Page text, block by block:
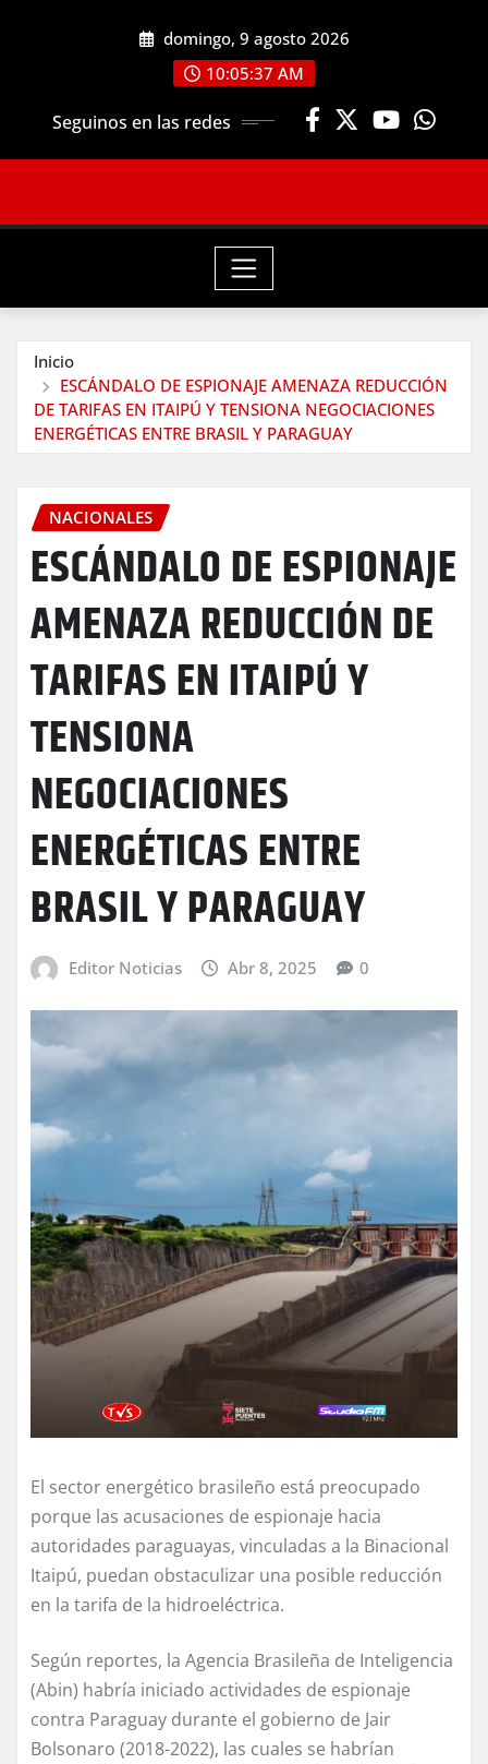
domingo, 9 agosto 2026
10:05:38 AM
Seguinos en las redes
Inicio
ESCÁNDALO DE ESPIONAJE AMENAZA REDUCCIÓN
DE TARIFAS EN ITAIPÚ Y TENSIONA NEGOCIACIONES
ENERGÉTICAS ENTRE BRASIL Y PARAGUAY
NACIONALES
ESCÁNDALO DE ESPIONAJE
AMENAZA REDUCCIÓN DE
TARIFAS EN ITAIPÚ Y
TENSIONA
NEGOCIACIONES
ENERGÉTICAS ENTRE
BRASIL Y PARAGUAY
Editor Noticias Abr 8, 2025 0
El sector energético brasileño está preocupado
porque las acusaciones de espionaje hacia
autoridades paraguayas, vinculadas a la Binacional
Itaipú, puedan obstaculizar una posible reducción
en la tarifa de la hidroeléctrica.
Según reportes, la Agencia Brasileña de Inteligencia
(Abin) habría iniciado actividades de espionaje
contra Paraguay durante el gobierno de Jair
Bolsonaro (2018-2022), las cuales se habrían